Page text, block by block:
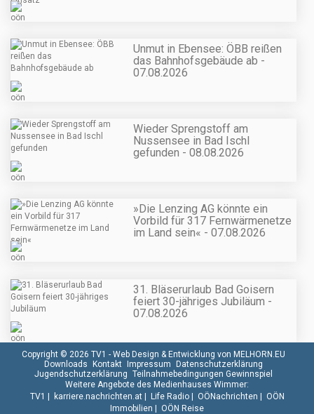
Unmut in Ebensee: ÖBB reißen
das Bahnhofsgebäude ab -
07.08.2026
Wieder Sprengstoff am
Nussensee in Bad Ischl
gefunden - 08.08.2026
»Die Lenzing AG könnte ein
Vorbild für 317 Fernwärmenetze
im Land sein« - 07.08.2026
31. Bläserurlaub Bad Goisern
feiert 30-jähriges Jubiläum -
07.08.2026
Copyright © 2026 TV1 - Web Design & Entwicklung von MELHORN.EU
Downloads Kontakt Impressum Datenschutzerklärung
Jugendschutzerklärung Teilnahmebedingungen Gewinnspiel
Weitere Angebote des Medienhauses Wimmer:
TV1 | karriere.nachrichten.at| Life Radio| OÖNachrichten | OÖN
Immobilien | OÖN Reise